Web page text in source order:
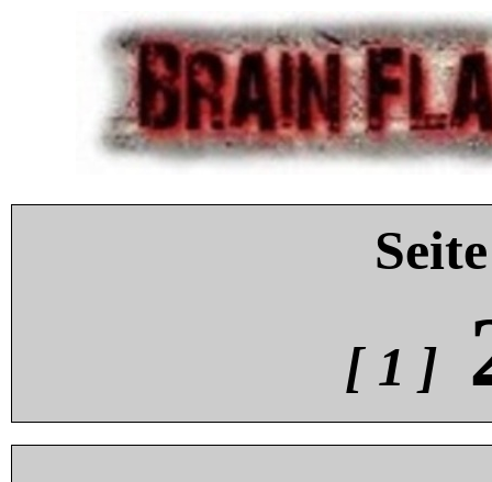
[ 1 ]